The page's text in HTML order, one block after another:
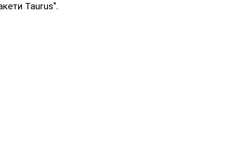
Taurus".